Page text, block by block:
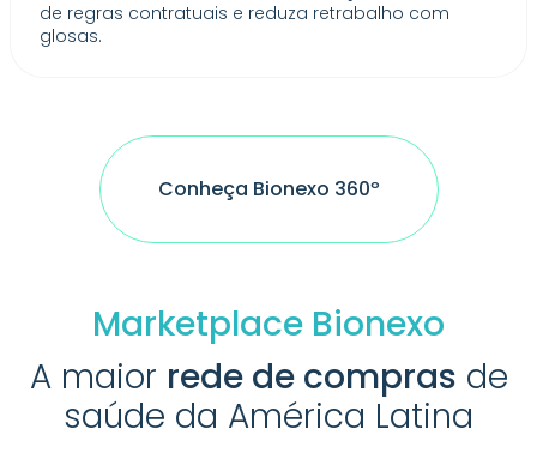
de regras contratuais e reduza retrabalho com
glosas.
Conheça Bionexo 360º
Marketplace Bionexo
A maior rede de compras de
saúde da América Latina